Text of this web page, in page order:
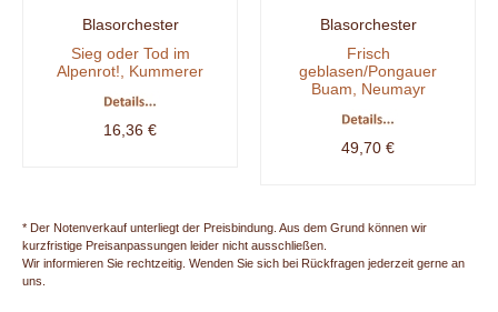
Blasorchester
Sieg oder Tod im
Alpenrot!, Kummerer
16,36 €
Blasorchester
Frisch
geblasen/Pongauer
Buam, Neumayr
49,70 €
* Der Notenverkauf unterliegt der Preisbindung. Aus dem Grund können wir
kurzfristige Preisanpassungen leider nicht ausschließen.
Wir informieren Sie rechtzeitig. Wenden Sie sich bei Rückfragen jederzeit gerne an
uns.